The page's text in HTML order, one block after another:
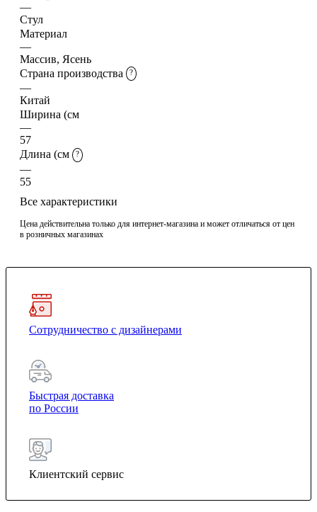
—
Стул
Материал
—
Массив, Ясень
Страна производства
?
—
Китай
Ширина (см
—
57
Длина (см
?
—
55
Все характеристики
Цена действительна только для интернет-магазина и может отличаться от цен
в розничных магазинах
Сотрудничество с дизайнерами
Быстрая доставка
по России
Клиентский сервис